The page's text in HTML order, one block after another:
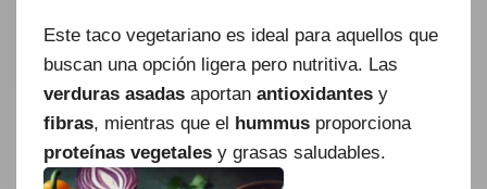
Este taco vegetariano es ideal para aquellos que
buscan una opción ligera pero nutritiva. Las
verduras asadas aportan antioxidantes y
fibras, mientras que el hummus proporciona
proteínas vegetales y grasas saludables.